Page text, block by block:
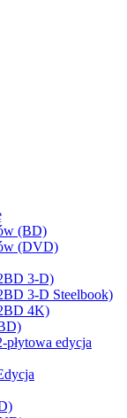
(BD)
(DVD)
3-D)
3-D Steelbook)
4K)
płytowa edycja